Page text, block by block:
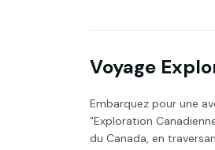
Voyage
Embarquez pour une
"Exploration
du Canada, en